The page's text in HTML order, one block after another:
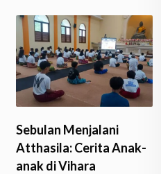
Sebulan Menjalani
Atthasila: Cerita Anak-
anak di Vihara